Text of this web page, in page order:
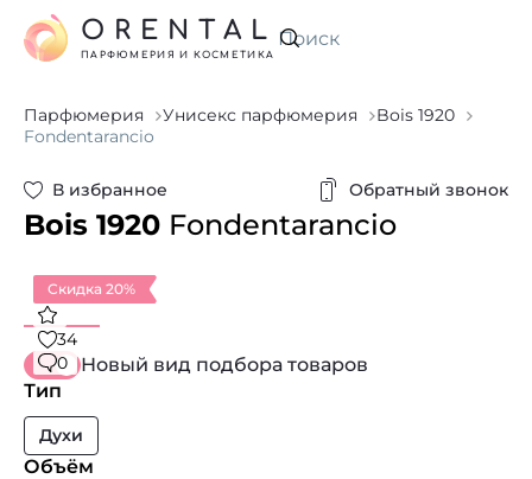
Искать
ORENTAL
ПАРФЮМЕРИЯ И КОСМЕТИКА
Парфюмерия Унисекс парфюмерия
Bois 1920
Fondentarancio
В избранное Обратный звонок
Bois 1920 Fondentarancio
Скидка 20%
34
0
Новый вид подбора товаров
Тип
Духи
Объём